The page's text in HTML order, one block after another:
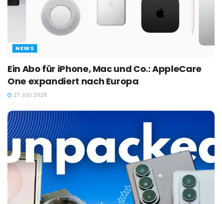
NEWS
Ein Abo für iPhone, Mac und Co.: AppleCare
One expandiert nach Europa
27. JULI 2026